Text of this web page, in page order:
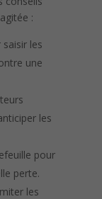
:
les
une
les
pour
perte.
les